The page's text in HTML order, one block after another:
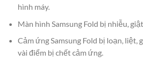
hình máy.
Màn hình Samsung Fold bị nhiễu,
Cảm ứng Samsung Fold bị loạn, liệt,
vài điểm bị chết cảm ứng.